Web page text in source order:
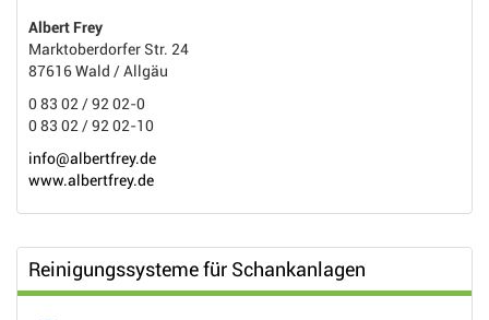
Albert Frey
Marktoberdorfer Str. 24
87616 Wald / Allgäu
0 83 02 / 92 02-0
0 83 02 / 92 02-10
info@albertfrey.de
www.albertfrey.de
Reinigungssysteme für Schankanlagen